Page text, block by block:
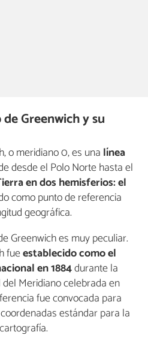
Greenwich y su
o meridiano 0, es una línea
desde el Polo Norte hasta el
en dos hemisferios: el
como punto de referencia
geográfica.
Greenwich es muy peculiar.
fueestablecido como el
en 1884durante la
Meridiano celebrada en
fue convocada para
estándar para la